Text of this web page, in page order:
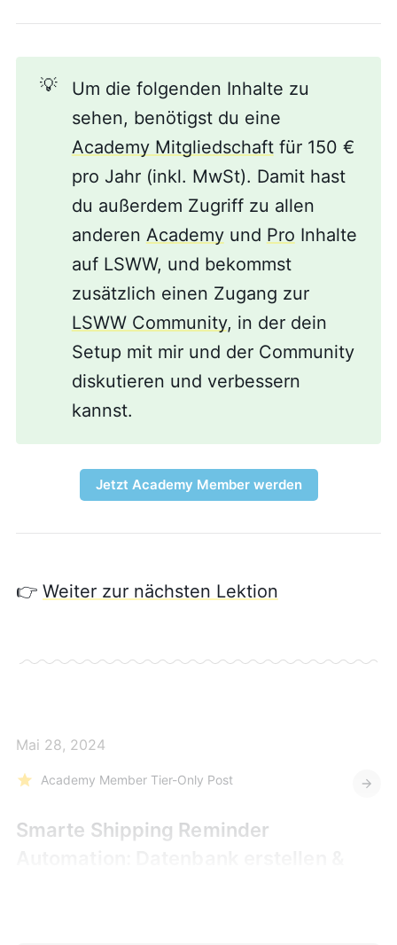
💡
Um die folgenden Inhalte zu
sehen, benötigst du eine
Academy Mitgliedschaftfür 150 €
pro Jahr (inkl. MwSt). Damit hast
du außerdem Zugriff zu allen
anderen Academyund Pro Inhalte
auf LSWW, und bekommst
zusätzlich einen Zugang zur
LSWW Community, in der dein
Setup mit mir und der Community
diskutieren und verbessern
kannst.
Jetzt Academy Member werden
👉 Weiter zur nächsten Lektion
Mai 28, 2024
Academy Member Tier-Only Post
Smarte Shipping Reminder